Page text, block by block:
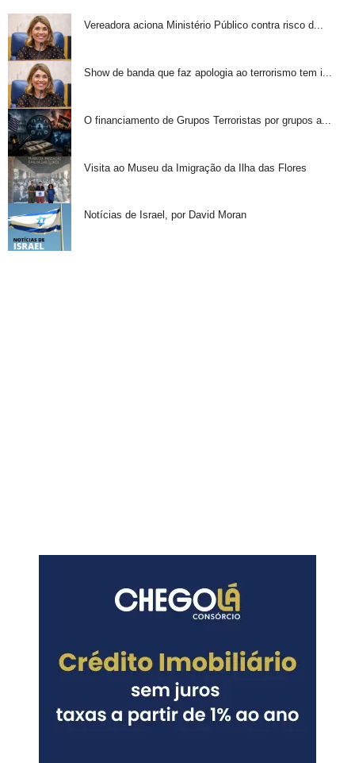
Vereadora aciona Ministério Público contra risco d...
Show de banda que faz apologia ao terrorismo tem i...
O financiamento de Grupos Terroristas por grupos a...
Visita ao Museu da Imigração da Ilha das Flores
Notícias de Israel, por David Moran